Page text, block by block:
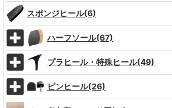
スポンジヒール(6)
ハーフソール(67)
プラヒール・特殊ヒール(49)
ピンヒール(26)